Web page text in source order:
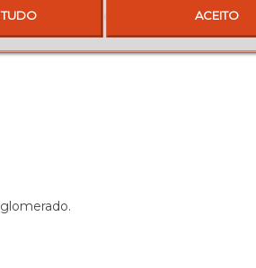
como contemporâneos. Esta
TUDO ACEITO